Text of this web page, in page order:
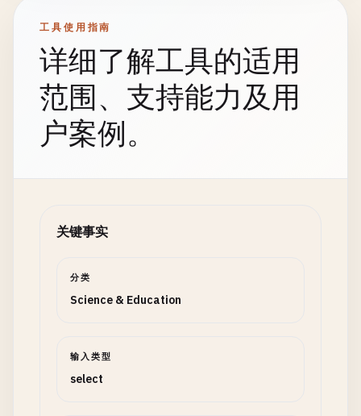
工具使用指南
详细了解工具的适用
范围、支持能力及用
户案例。
关键事实
分类
Science & Education
输入类型
select